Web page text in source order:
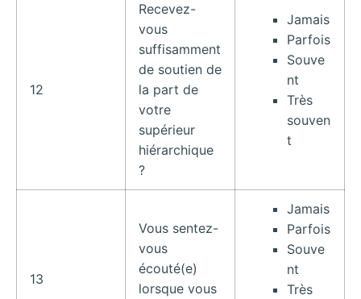
12
Recevez-
vous
suffisamment
de soutien de
la part de
votre
supérieur
hiérarchique
?
Jamais
Parfois
Souve
nt
Très
souven
t
13
Vous sentez-
vous
écouté(e)
lorsque vous
Jamais
Parfois
Souve
nt
Très